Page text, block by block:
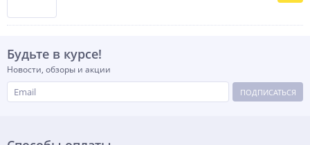
Будьте в курсе!
Новости, обзоры и акции
ПОДПИСАТЬСЯ